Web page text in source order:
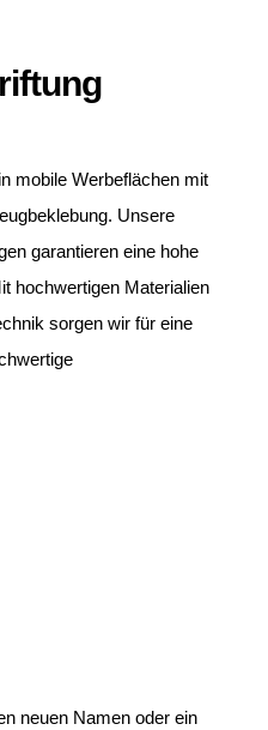
mobile Werbeflächen mit
Unsere
garantieren eine hohe
hochwertigen Materialien
sorgen wir für eine
neuen Namen oder ein